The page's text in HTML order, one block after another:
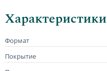
Характеристики
Формат
Покрытие